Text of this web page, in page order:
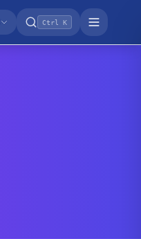
Ctrl K